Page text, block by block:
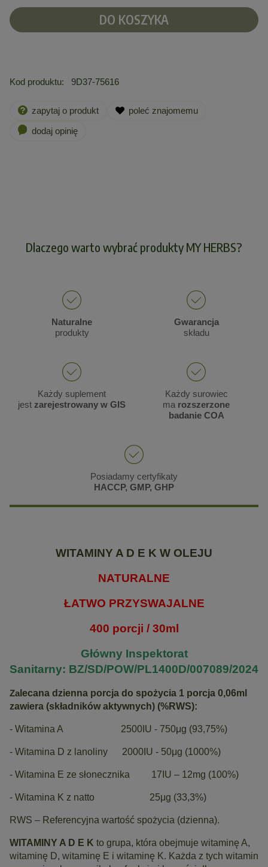
DO KOSZYKA
Kod produktu: 9D37-75616
zapytaj o produkt
poleć znajomemu
dodaj opinię
Dlaczego warto wybrać produkty MY HERBS?
Naturalne
produkty
Gwarancja
składu
Każdy suplement
jest zarejestrowany w GIS
Każdy surowiec
ma rozszerzone
badanie COA
Posiadamy certyfikaty
HACCP, GMP, GHP
WITAMINY A D E K W OLEJU
NATURALNE
ŁATWO PRZYSWAJALNE
400 porcji / 30ml
Główny Inspektorat
Sanitarny: BZ/SD/POW/PL1400D/007089/2024
Za lecana dzienna porcja do spożycia 1 porcja 0,06ml
zawiera (składników aktywnych) (%RWS):
- Witamina A 2500IU - 750μg (93,75%)
- Witamina D z lanoliny 2000IU - 50μg (1000%)
- Witamina E ze słonecznika 17IU – 12mg (100%)
- Witamina K z natto 25μg (33,3%)
RWS – Referencyjna wartość spożycia (dzienna).
WITAMINY A D E K to grupa, która obejmuje witaminę A,
witaminę D, witaminę E i witaminę K. Każda z tych witamin